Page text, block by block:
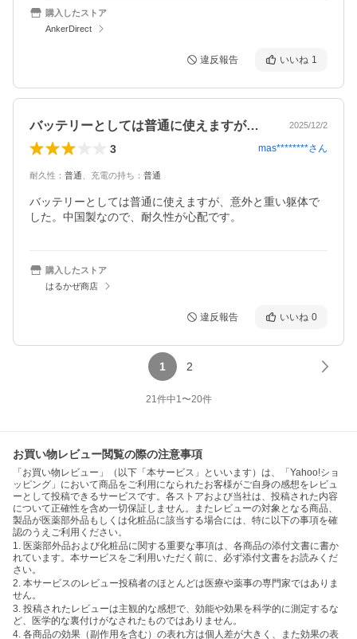
購入したストア
AnkerDirect
違反報告 いいね 1
バッテリーとしては普通に使えますが、意… 2025/12/2
3 mas********さん
耐久性 ： 普通 充電の持ち ： 普通
バッテリーとしては普通に使えますが、意外と重い躯体で
した。中国製なので、耐久性が心配です。
購入したストア
はるかぜ商店
違反報告 いいね 0
1 2
21件中1〜20件
お買い物レビュー閲覧の際の注意事項
「お買い物レビュー」（以下「本サービス」といいます）は、「Yahoo!ショ
ッピング」において商品をご利用になられたお客様がご自身の感想をレビュ
ーとして投稿できるサービスです。各ストアおよび当社は、投稿された内容
について正確性を含め一切保証しません。またレビューの対象となる商品、
製品が医薬部外品もしくは化粧品に該当する場合には、特に以下の事項を確
認のうえご利用ください。
1. 医薬部外品および化粧品に関する重要な事項は、各商品の添付文書に書か
れています。本サービスをご利用いただく前に、必ず添付文書をお読みくだ
さい。
2. 本サービスのレビュー投稿者のほとんどは医療や薬事の専門家ではありま
せん。
3. 投稿されたレビューは主観的な感想で、効能や効果を科学的に測定するな
ど、医学的な裏付けがなされたものではありません。
4. 各商品の効果（副作用を含む）の表れ方は個人差が大きく、また効果の表